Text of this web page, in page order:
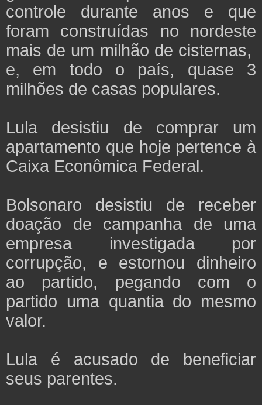
controle durante anos e que
foram construídas no nordeste
mais de um milhão de cisternas,
e, em todo o país, quase 3
milhões de casas populares.
Lula desistiu de comprar um
apartamento que hoje pertence à
Caixa Econômica Federal.
Bolsonaro desistiu de receber
doação de campanha de uma
empresa investigada por
corrupção, e estornou dinheiro
ao partido, pegando com o
partido uma quantia do mesmo
valor.
Lula é acusado de beneficiar
seus parentes.